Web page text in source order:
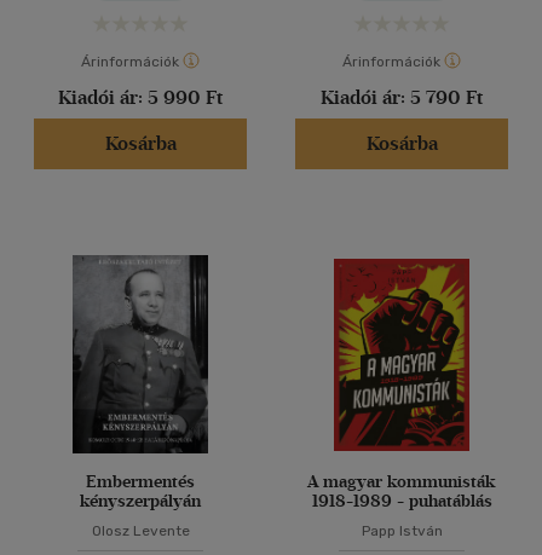
Árinformációk
Kiadói ár: 5 990 Ft
Kosárba
Árinformációk
Kiadói ár: 5 790 Ft
Kosárba
Embermentés
kényszerpályán
Olosz Levente
A magyar kommunisták
1918-1989 - puhatáblás
Papp István